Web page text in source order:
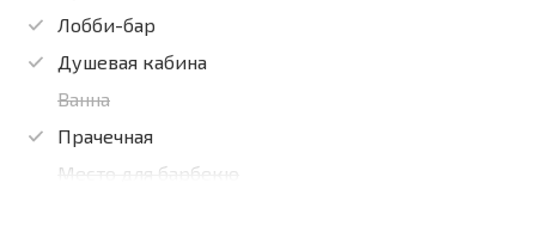
Лобби-бар
Душевая кабина
Ванна
Прачечная
Место для барбекю